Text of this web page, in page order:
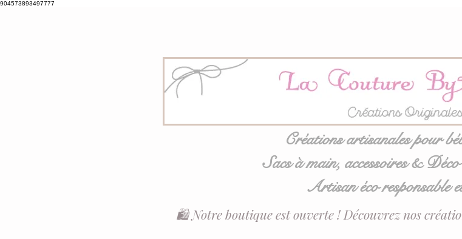
904573893497777
Créations artisanales pour
Sacs à main, accessoires & Déco
Artisan éco responsable
🛍️ Notre boutique est ouverte ! Découvrez nos